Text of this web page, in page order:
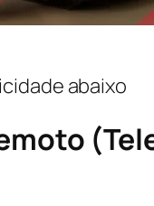
abaixo